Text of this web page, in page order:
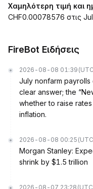
Χαμηλότερη τιμή και
CHF0.00078576 στις
FireBot Ειδήσεις
2026-08-08 01:39
July nonfarm
clear answer; the
whether to raise
inflation.
2026-08-08 00:25
Morgan Stanley:
shrink by $1.5 trillion
2026-08-07 23:28